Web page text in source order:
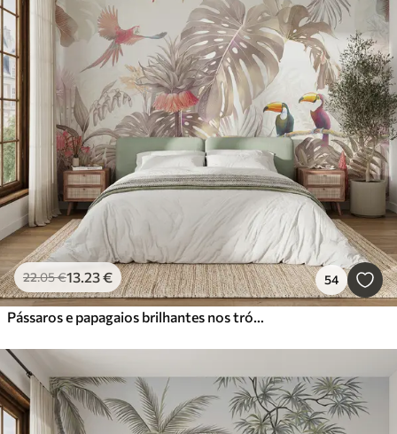
22.05€13.23€ 54
Pássaros e papagaios brilhantes nos trópicos